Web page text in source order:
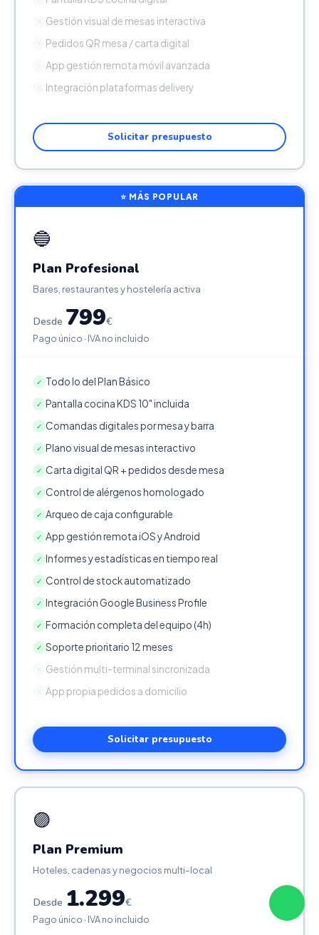
Gestión visual de mesas interactiva
Pedidos QR mesa / carta digital
App gestión remota móvil avanzada
Integración plataformas delivery
Solicitar presupuesto
⭐ MÁS POPULAR
🔵
Plan Profesional
Bares, restaurantes y hostelería activa
Desde 799€
Pago único · IVA no incluido
✓ Todo lo del Plan Básico
✓ Pantalla cocina KDS 10" incluida
✓ Comandas digitales por mesa y barra
✓ Plano visual de mesas interactivo
✓ Carta digital QR + pedidos desde mesa
✓ Control de alérgenos homologado
✓ Arqueo de caja configurable
✓ App gestión remota iOS y Android
✓ Informes y estadísticas en tiempo real
✓ Control de stock automatizado
✓ Integración Google Business Profile
✓ Formación completa del equipo (4h)
✓ Soporte prioritario 12 meses
Gestión multi-terminal sincronizada
App propia pedidos a domicilio
Solicitar presupuesto
🟣
Plan Premium
Hoteles, cadenas y negocios multi-local
Desde 1.299€
Pago único · IVA no incluido